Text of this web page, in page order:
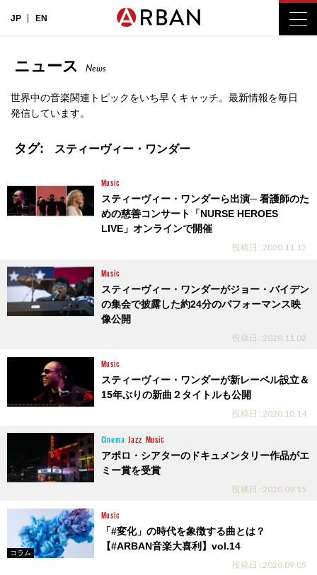
JP EN
ニュース News
世界中の音楽関連トピックをいち早くキャッチ。最新情報を毎日
発信しています。
タグ: スティーヴィー・ワンダー
Music
スティーヴィー・ワンダーら出演─ 看護師のた
めの慈善コンサート「NURSE HEROES
LIVE」オンラインで開催
投稿日 : 2020.11.12
Music
スティーヴィー・ワンダーがジョー・バイデン
の集会で披露した約24分のパフォーマンス映
像公開
投稿日 : 2020.11.02
Music
スティーヴィー・ワンダーが新レーベル設立＆
15年ぶりの新曲２タイトルも公開
投稿日 : 2020.10.14
Cinema Jazz Music
アポロ・シアターのドキュメンタリー作品がエ
ミー賞を受賞
投稿日 : 2020.09.15
コラム
Music
「#変化」の時代を象徴する曲とは？
【#ARBAN音楽大喜利】vol.14
投稿日 : 2020.09.05